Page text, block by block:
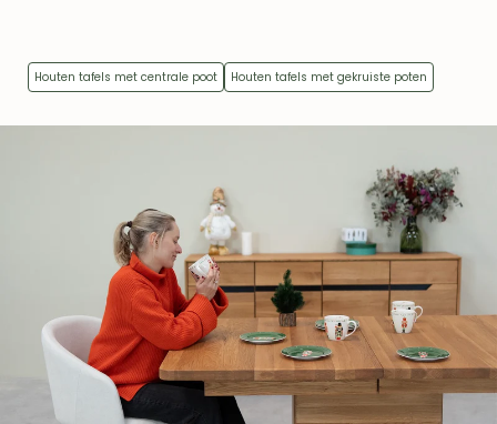
Houten tafels met centrale poot Houten tafels met gekruiste poten